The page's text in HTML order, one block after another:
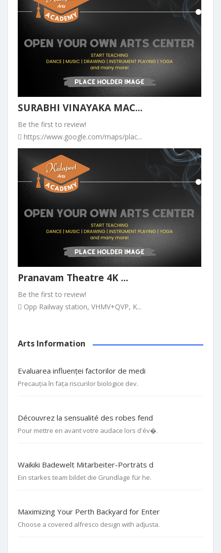
SURABHI VINAYAKA MAC...
Be the first to review!
https://www.google.com/maps/plac...
Pranavam Theatre 4K ...
Be the first to review!
Opp Railway station, VHMV+QVP, K...
Arts Information
Evaluarea influenței factorilor de medi
Precauția în fața riscurilor biologice dev.
Découvrez la sensualité des robes fend
Pour mettre en avant votre audace lors d'év�.
Waikiki Badewelt Mitarbeiter-Porträts d
Ein starkes team bildet die Grundlage für he.
Maximizing Your Perth Backyard for Enter
Choose a covered alfresco design with adjusta.